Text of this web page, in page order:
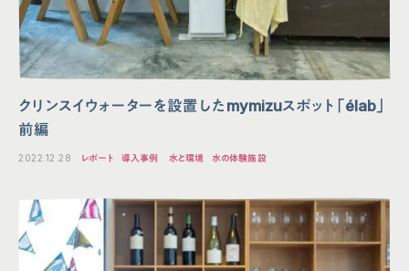
クリンスイウォーターを設置したmymizuスポット「élab」
前編
2022.12.28 レポート 導入事例 水と環境 水の体験施設